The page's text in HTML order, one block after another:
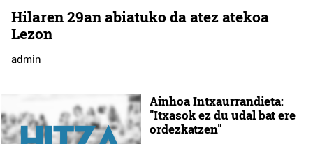
Hilaren 29an abiatuko da atez atekoa
Lezon
admin
Ainhoa Intxaurrandieta:
"Itxasok ez du udal bat ere
ordezkatzen"